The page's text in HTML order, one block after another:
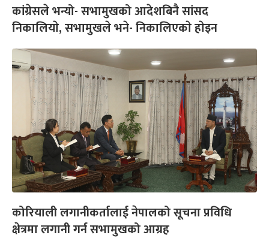
कांग्रेसले भन्यो- सभामुखको आदेशबिनै सांसद
निकालियाे, सभामुखले भने- निकालिएकाे हाेइन
कोरियाली लगानीकर्तालाई नेपालको सूचना प्रविधि
क्षेत्रमा लगानी गर्न सभामुखको आग्रह